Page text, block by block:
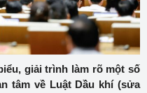
giải trình làm rõ một số
tâm về Luật Dầu khí (sửa